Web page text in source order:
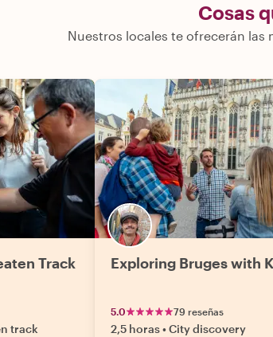
Cosas
Nuestros locales te ofrecerán las
Track
track
Exploring Bruges with
5.0 79 reseñas
2,5 horas•City discovery